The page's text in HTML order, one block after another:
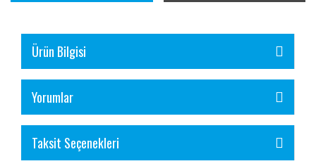
Ürün Bilgisi
Yorumlar
Taksit Seçenekleri